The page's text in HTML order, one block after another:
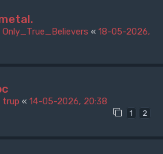
Only_True_Believers « 18-05-2026,
trup « 14-05-2026, 20:38
1 2